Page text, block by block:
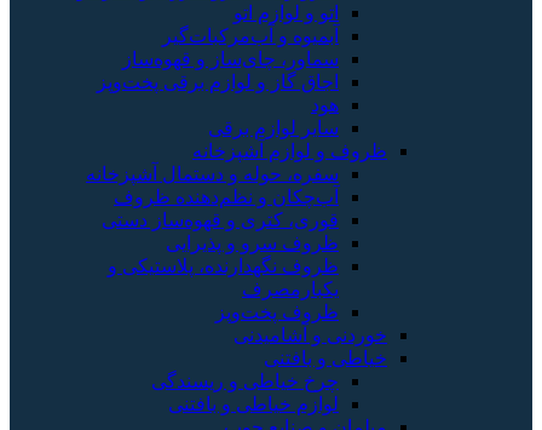
اتو و لوازم اتو
آبمیوه و آب‌مرکبات‌گیر
سماور، چای‌ساز و قهوه‌ساز
اجاق گاز و لوازم برقی پخت‌وپز
هود
سایر لوازم برقی
ظروف و لوازم آشپزخانه
سفره، حوله و دستمال آشپزخانه
آب‌چکان و نظم‌دهنده ظروف
قوری، کتری و قهوه‌ساز دستی
ظروف سرو و پذیرایی
ظروف نگهدارنده، پلاستیکی و
یکبارمصرف
ظروف پخت‌وپز
خوردنی و آشامیدنی
خیاطی و بافتنی
چرخ خیاطی و ریسندگی
لوازم خیاطی و بافتنی